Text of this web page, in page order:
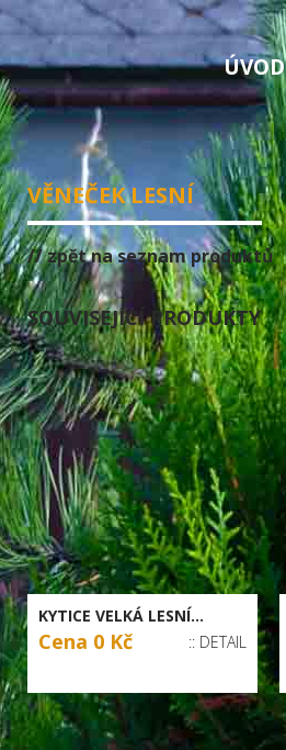
ÚVOD
VĚNEČEK LESNÍ
// zpět na seznam produktů
SOUVISEJÍCÍ PRODUKTY
KYTICE VELKÁ LESNÍ...
Cena 0 Kč :: DETAIL